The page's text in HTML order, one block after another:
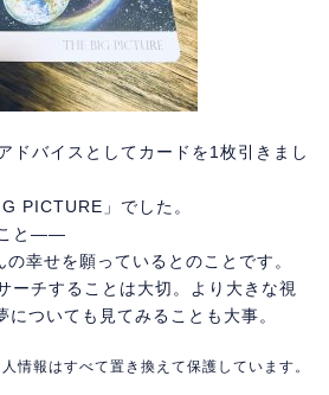
ドバイスとしてカードを1枚引きまし
PICTURE」でした。
こと――
幸せを願っているとのことです。
ーチすることは大切。より大きな視
についても見てみることも大事。
情報はすべて置き換えて保護しています。